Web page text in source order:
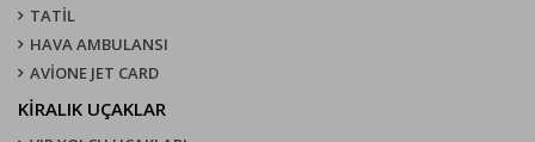
TATİL
HAVA AMBULANSI
AVİONE JET CARD
KIRALIK UÇAKLAR